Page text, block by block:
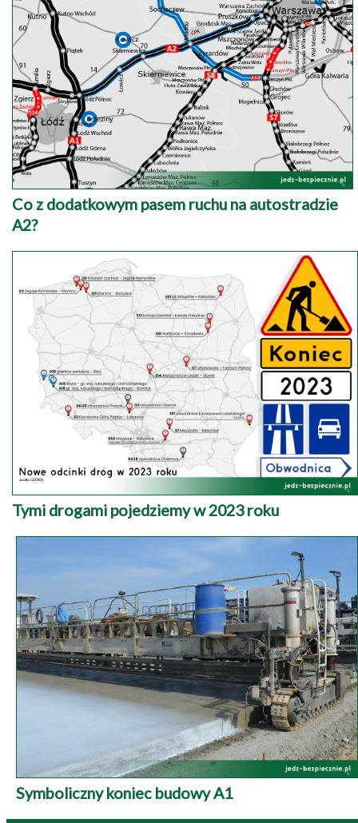
Co z dodatkowym pasem ruchu na autostradzie
A2?
Tymi drogami pojedziemy w 2023 roku
Symboliczny koniec budowy A1